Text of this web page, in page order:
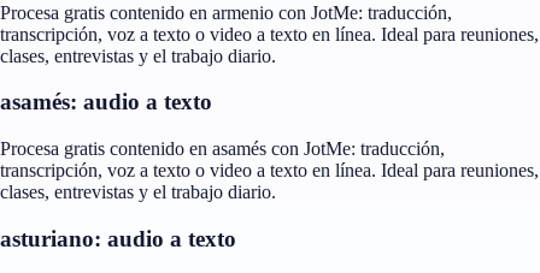
Procesa gratis contenido en armenio con JotMe: traducción,
transcripción, voz a texto o video a texto en línea. Ideal para reuniones,
clases, entrevistas y el trabajo diario.
asamés: audio a texto
Procesa gratis contenido en asamés con JotMe: traducción,
transcripción, voz a texto o video a texto en línea. Ideal para reuniones,
clases, entrevistas y el trabajo diario.
asturiano: audio a texto